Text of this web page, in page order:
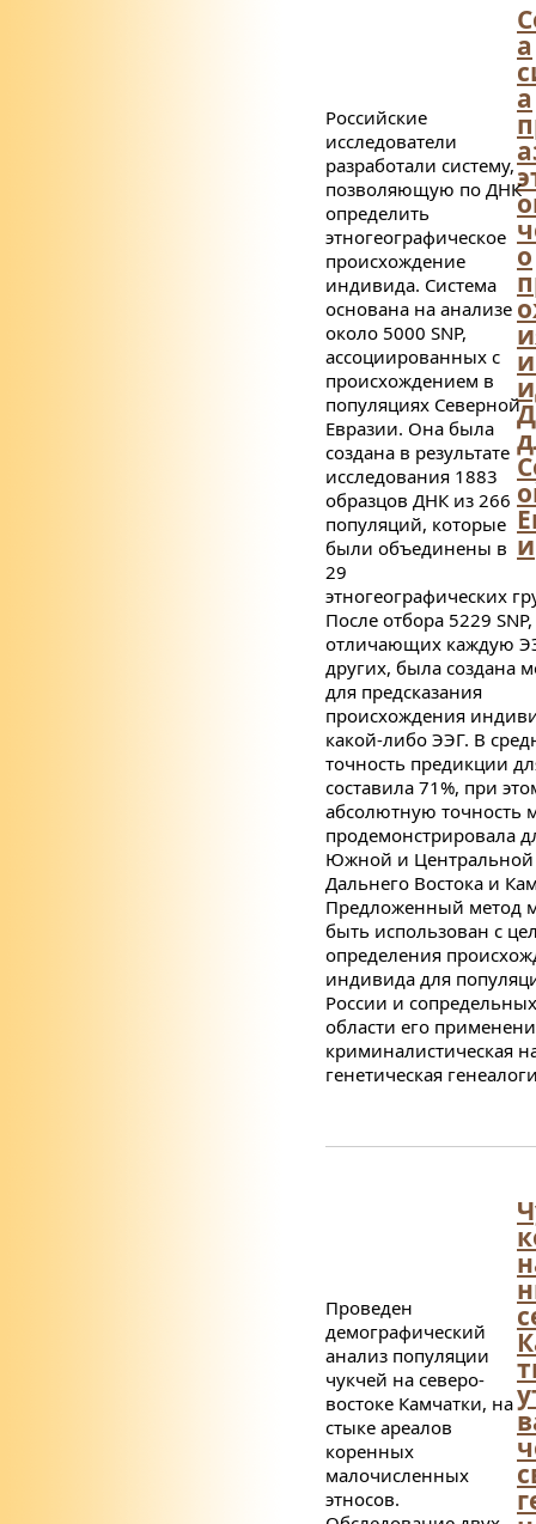
а
а
о
и
Российские
исследователи
разработали систему,
позволяющую по ДНК
определить
этногеографическое
происхождение
индивида. Система
основана на анализе
около 5000 SNP,
ассоциированных с
происхождением в
популяциях Северной
Евразии. Она была
создана в результате
исследования 1883
образцов ДНК из 266
популяций, которые
были объединены в
29
этногеографических
После отбора 5229 SNP,
отличающих каждую
других, была создана
для предсказания
происхождения
какой-либо ЭЭГ. В
точность предикции
составила 71%, при
абсолютную точность
продемонстрировала
Южной и
Дальнего Востока и
Предложенный метод
быть использован с
определения
индивида для
России и
области его
криминалистическая
генетическая
Проведен
демографический
анализ популяции
чукчей на северо-
востоке Камчатки, на
стыке ареалов
коренных
малочисленных
этносов.